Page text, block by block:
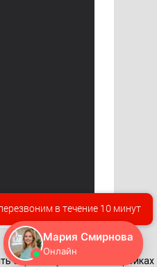
обработку cookie в настройках
перезвоним в течение 10 минут